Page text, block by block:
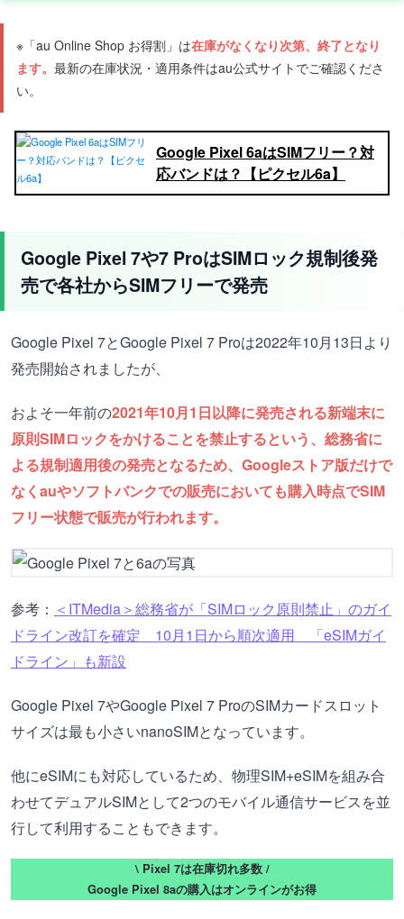
※「au Online Shop お得割」は在庫がなくなり次第、終了となり
ます。 最新の在庫状況・適用条件はau公式サイトでご確認くださ
い。
Google Pixel 6aはSIMフリー？対
応バンドは？【ピクセル6a】
Google Pixel 7や7 ProはSIMロック規制後発
売で各社からSIMフリーで発売
Google Pixel 7とGoogle Pixel 7 Proは2022年10月13日より
発売開始されましたが、
およそ一年前の2021年10月1日以降に発売される新端末に
原則SIMロックをかけることを禁止するという、総務省に
よる規制適用後の発売となるため、Googleストア版だけで
なくauやソフトバンクでの販売においても購入時点でSIM
フリー状態で販売が行われます。
参考： ＜ITMedia＞総務省が「SIMロック原則禁止」のガイ
ドライン改訂を確定 10月1日から順次適用 「eSIMガイ
ドライン」も新設
Google Pixel 7やGoogle Pixel 7 ProのSIMカードスロット
サイズは最も小さいnanoSIMとなっています。
他にeSIMにも対応しているため、物理SIM+eSIMを組み合
わせてデュアルSIMとして2つのモバイル通信サービスを並
行して利用することもできます。
\ Pixel 7は在庫切れ多数 /
Google Pixel 8aの購入はオンラインがお得